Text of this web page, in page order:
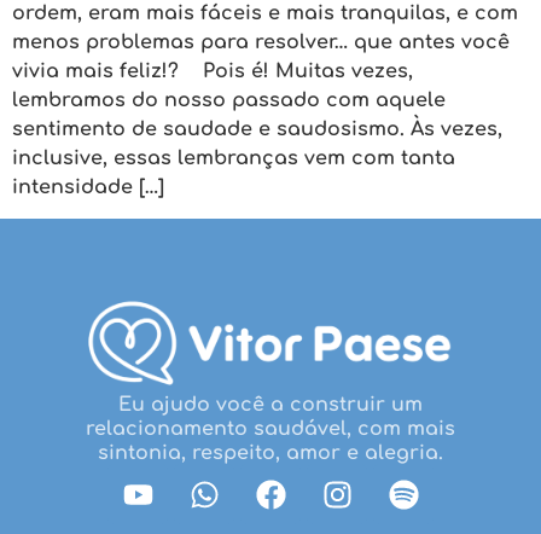
ordem, eram mais fáceis e mais tranquilas, e com
menos problemas para resolver… que antes você
vivia mais feliz!? Pois é! Muitas vezes,
lembramos do nosso passado com aquele
sentimento de saudade e saudosismo. Às vezes,
inclusive, essas lembranças vem com tanta
intensidade […]
Eu ajudo você a construir um
relacionamento saudável, com mais
sintonia, respeito, amor e alegria.